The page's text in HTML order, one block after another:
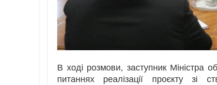
В ході розмови, заступник Міністра
питаннях реалізації проєкту зі